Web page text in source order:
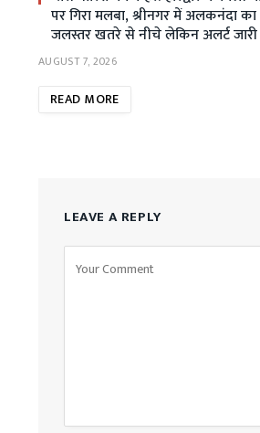
पर गिरा मलबा, श्रीनगर में अलकनंदा का
जलस्तर खतरे से नीचे लेकिन अलर्ट जारी
AUGUST 7, 2026
READ MORE
LEAVE A REPLY